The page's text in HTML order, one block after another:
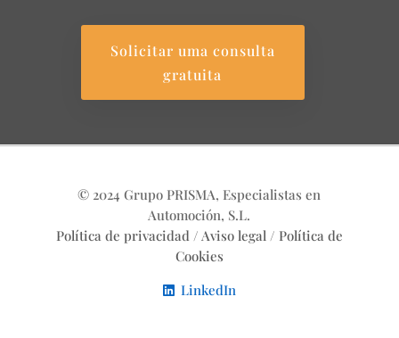
Solicitar uma consulta
gratuita
© 2024 Grupo PRISMA, Especialistas en
Automoción, S.L.
Política de privacidad / Aviso legal / Política de
Cookies
LinkedIn